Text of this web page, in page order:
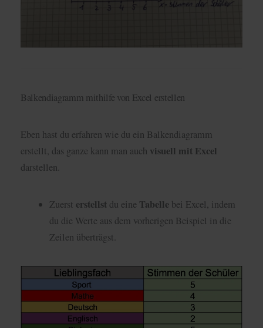
Balkendiagramm mithilfe von Excel erstellen
Eben hast du erfahren wie du ein Balkendiagramm
erstellt, das ganze kann man auch visuell mit Excel
darstellen.
Zuerst erstellst du eine Tabelle bei Excel, indem
du die Werte aus dem vorherigen Beispiel in die
Zeilen überträgst.